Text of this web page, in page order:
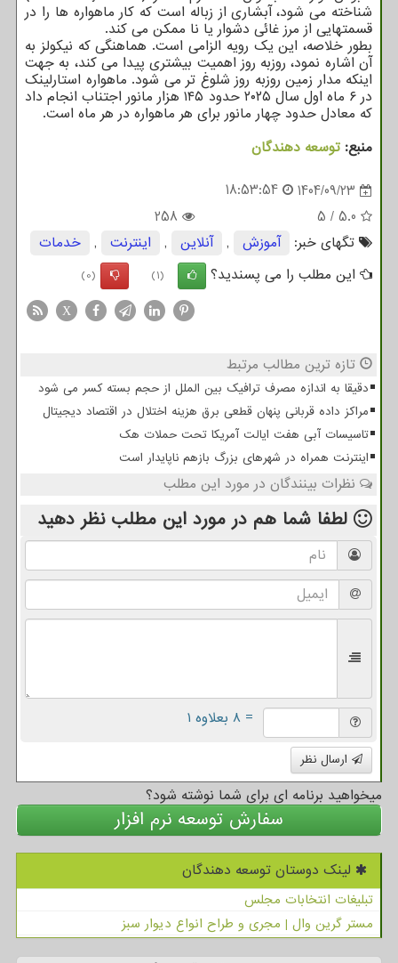
شناخته می شود، آبشاری از زباله است که کار ماهواره ها را در
قسمتهایی از مرز غائی دشوار یا نا ممکن می کند.
بطور خلاصه، این یک رویه الزامی است. هماهنگی که نیکولز به
آن اشاره نمود، روزبه روز اهمیت بیشتری پیدا می کند، به جهت
اینکه مدار زمین روزبه روز شلوغ تر می شود. ماهواره استارلینک
در ۶ ماه اول سال ۲۰۲۵ حدود ۱۴۵ هزار مانور اجتناب انجام داد
که معادل حدود چهار مانور برای هر ماهواره در هر ماه است.
منبع: توسعه دهندگان
1404/09/23
18:53:54
5.0
/
5
258
تگهای خبر:
آموزش , آنلاین , اینترنت ,
خدمات
این مطلب را می پسندید؟
(1)
(0)
X
تازه ترین مطالب مرتبط
دقیقا به اندازه مصرف ترافیک بین الملل از حجم بسته کسر می شود
مراکز داده قربانی پنهان قطعی برق هزینه اختلال در اقتصاد دیجیتال
تاسیسات آبی هفت ایالت آمریکا تحت حملات هک
اینترنت همراه در شهرهای بزرگ بازهم ناپایدار است
نظرات بینندگان در مورد این مطلب
لطفا شما هم در مورد این مطلب نظر دهید
= ۸ بعلاوه ۱
ارسال نظر
میخواهید برنامه ای برای شما نوشته شود؟
سفارش توسعه نرم افزار
لینک دوستان توسعه دهندگان
تبلیغات انتخابات مجلس
مستر گرین وال | مجری و طراح انواع دیوار سبز